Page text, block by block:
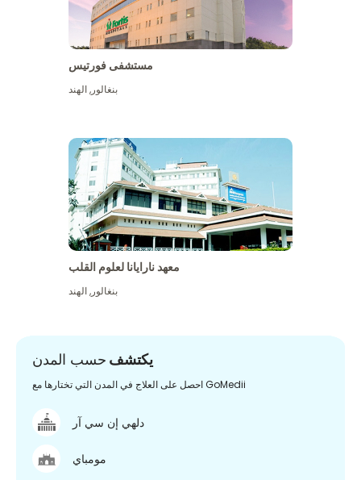
مستشفى فورتيس
بنغالور,الهند
معهد نارايانا لعلوم القلب
بنغالور,الهند
يكتشف حسب المدن
احصل على العلاج في المدن التي تختارها مع GoMedii
دلهي إن سي آر
مومباي